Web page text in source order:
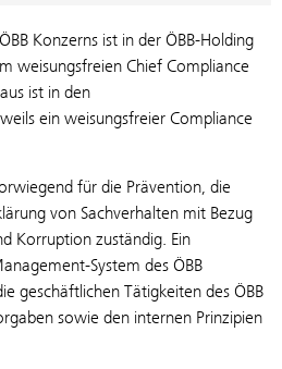
Konzerns ist in der ÖBB-Holding
weisungsfreien Chief Compliance
ist in den
ein weisungsfreier Compliance
für die Prävention, die
von Sachverhalten mit Bezug
Korruption zuständig. Ein
System des ÖBB
geschäftlichen Tätigkeiten des ÖBB
sowie den internen Prinzipien